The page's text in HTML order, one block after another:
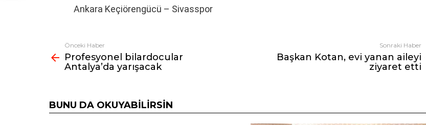
Ankara Keçiörengücü – Sivasspor
Fazlasına
bak
Önceki Haber
Profesyonel bilardocular
Antalya’da yarışacak
Sonraki Haber
Başkan Kotan, evi yanan aileyi
ziyaret etti
BUNU DA OKUYABILIRSIN